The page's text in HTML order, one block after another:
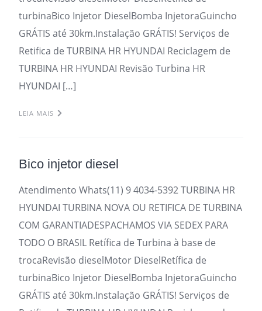
turbinaBico Injetor DieselBomba InjetoraGuincho
GRÁTIS até 30km.Instalação GRÁTIS! Serviços de
Retifica de TURBINA HR HYUNDAI Reciclagem de
TURBINA HR HYUNDAI Revisão Turbina HR
HYUNDAI […]
LEIA MAIS
Bico injetor diesel
Atendimento Whats(11) 9 4034-5392 TURBINA HR
HYUNDAI TURBINA NOVA OU RETIFICA DE TURBINA
COM GARANTIADESPACHAMOS VIA SEDEX PARA
TODO O BRASIL Retífica de Turbina à base de
trocaRevisão dieselMotor DieselRetífica de
turbinaBico Injetor DieselBomba InjetoraGuincho
GRÁTIS até 30km.Instalação GRÁTIS! Serviços de